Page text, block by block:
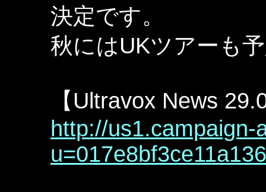
決定です。
秋にはUKツアーも
【Ultravox News
http://us1.campaign-